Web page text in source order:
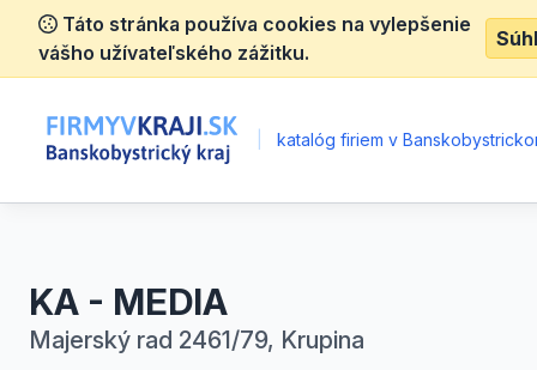
Táto stránka používa cookies na vylepšenie
vášho užívateľského zážitku.
katalóg firiem v
KA - MEDIA
Majerský rad 2461/79, Krupina